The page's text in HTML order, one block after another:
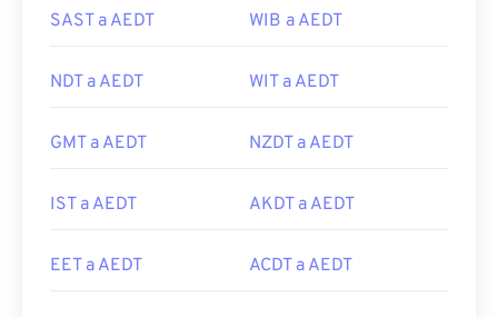
SAST a AEDT WIB a AEDT
NDT a AEDT WIT a AEDT
GMT a AEDT NZDT a AEDT
IST a AEDT AKDT a AEDT
EET a AEDT ACDT a AEDT